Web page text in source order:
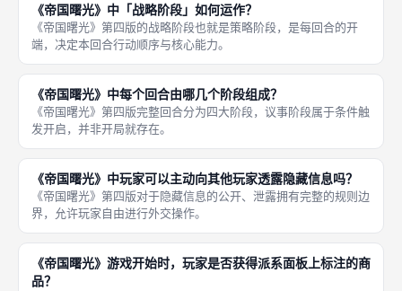
《帝国曙光》中「战略阶段」如何运作？
《帝国曙光》第四版的战略阶段也就是策略阶段，是每回合的开
端，决定本回合行动顺序与核心能力。
《帝国曙光》中每个回合由哪几个阶段组成？
《帝国曙光》第四版完整回合分为四大阶段，议事阶段属于条件触
发开启，并非开局就存在。
《帝国曙光》中玩家可以主动向其他玩家透露隐藏信息吗？
《帝国曙光》第四版对于隐藏信息的公开、泄露拥有完整的规则边
界，允许玩家自由进行外交操作。
《帝国曙光》游戏开始时，玩家是否获得派系面板上标注的商
品？